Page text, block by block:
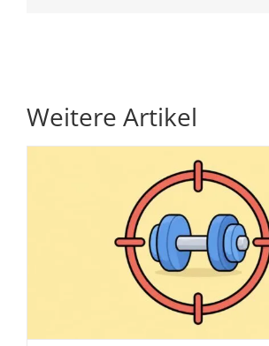
Weitere Artikel